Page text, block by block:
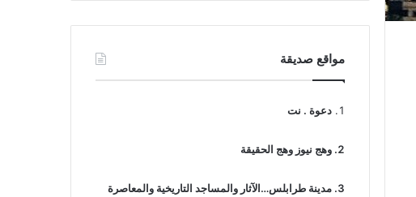
مواقع صديقة
دعوة . نت
وهج نيوز وهج الحقيقة
مدينة طرابلس…الآثار والمساجد التاريخية والمعاصرة